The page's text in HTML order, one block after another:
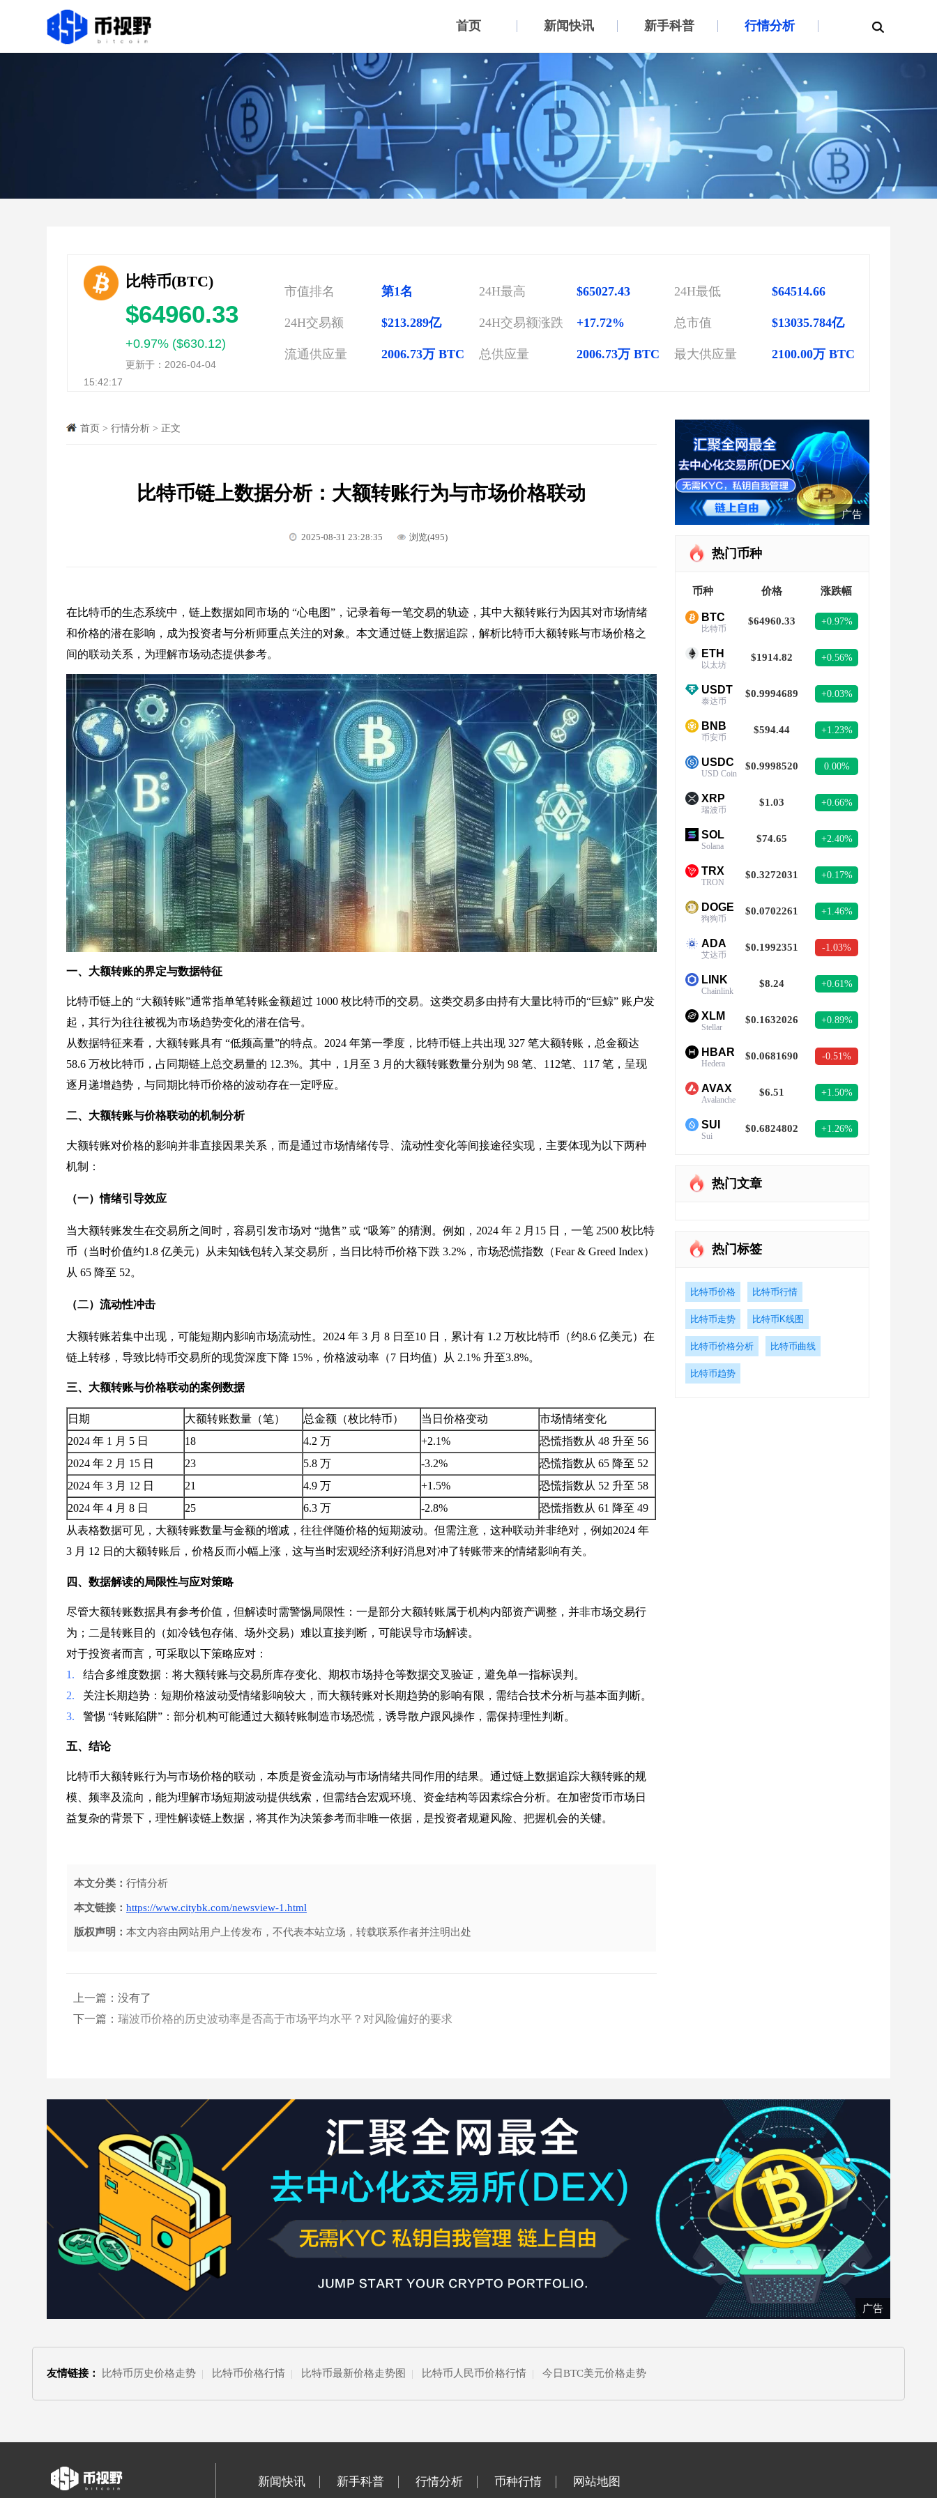
首页 新闻快讯 新手科普 行情分析
币种行情
比特币(BTC)
$64960.33
+0.97% ($630.12)
更新于：2026-04-04
15:42:17
市值排名 第1名 24H最高 $65027.43 24H最低 $64514.66
24H交易额 $213.289亿 24H交易额涨跌 +17.72% 总市值 $13035.784亿
流通供应量 2006.73万 BTC 总供应量 2006.73万 BTC 最大供应量 2100.00万 BTC
首页 >行情分析 > 正文
比特币链上数据分析：大额转账行为与市场价格联动
2025-08-31 23:28:35 浏览(495)
在比特币的生态系统中，链上数据如同市场的 “心电图”，记录着每一笔交易的轨迹，其中大额转账行为因其对市场情绪
和价格的潜在影响，成为投资者与分析师重点关注的对象。本文通过链上数据追踪，解析比特币大额转账与市场价格之
间的联动关系，为理解市场动态提供参考。
一、大额转账的界定与数据特征
比特币链上的 “大额转账”通常指单笔转账金额超过 1000 枚比特币的交易。这类交易多由持有大量比特币的“巨鲸” 账户发
起，其行为往往被视为市场趋势变化的潜在信号。
从数据特征来看，大额转账具有 “低频高量”的特点。2024 年第一季度，比特币链上共出现 327 笔大额转账，总金额达
58.6 万枚比特币，占同期链上总交易量的 12.3%。其中，1月至 3 月的大额转账数量分别为 98 笔、112笔、117 笔，呈现
逐月递增趋势，与同期比特币价格的波动存在一定呼应。
二、大额转账与价格联动的机制分析
大额转账对价格的影响并非直接因果关系，而是通过市场情绪传导、流动性变化等间接途径实现，主要体现为以下两种
机制：
（一）情绪引导效应
当大额转账发生在交易所之间时，容易引发市场对 “抛售” 或 “吸筹” 的猜测。例如，2024 年 2 月15 日，一笔 2500 枚比特
币（当时价值约1.8 亿美元）从未知钱包转入某交易所，当日比特币价格下跌 3.2%，市场恐慌指数（Fear & Greed Index）
从 65 降至 52。
（二）流动性冲击
大额转账若集中出现，可能短期内影响市场流动性。2024 年 3 月 8 日至10 日，累计有 1.2 万枚比特币（约8.6 亿美元）在
链上转移，导致比特币交易所的现货深度下降 15%，价格波动率（7 日均值）从 2.1% 升至3.8%。
三、大额转账与价格联动的案例数据
日期 大额转账数量（笔） 总金额（枚比特币） 当日价格变动
市场情绪变化
2024 年 1 月 5 日
18 4.2 万 +2.1%
恐慌指数从 48 升至 56
2024 年 2 月 15 日
23 5.8 万 -3.2%
恐慌指数从 65 降至 52
2024 年 3 月 12 日
21 4.9 万 +1.5%
恐慌指数从 52 升至 58
2024 年 4 月 8 日
25 6.3 万 -2.8%
恐慌指数从 61 降至 49
从表格数据可见，大额转账数量与金额的增减，往往伴随价格的短期波动。但需注意，这种联动并非绝对，例如2024 年
3 月 12 日的大额转账后，价格反而小幅上涨，这与当时宏观经济利好消息对冲了转账带来的情绪影响有关。
四、数据解读的局限性与应对策略
尽管大额转账数据具有参考价值，但解读时需警惕局限性：一是部分大额转账属于机构内部资产调整，并非市场交易行
为；二是转账目的（如冷钱包存储、场外交易）难以直接判断，可能误导市场解读。
对于投资者而言，可采取以下策略应对：
1.结合多维度数据：将大额转账与交易所库存变化、期权市场持仓等数据交叉验证，避免单一指标误判。
2. 关注长期趋势：短期价格波动受情绪影响较大，而大额转账对长期趋势的影响有限，需结合技术分析与基本面判断。
3.警惕 “转账陷阱”：部分机构可能通过大额转账制造市场恐慌，诱导散户跟风操作，需保持理性判断。
五、结论
比特币大额转账行为与市场价格的联动，本质是资金流动与市场情绪共同作用的结果。通过链上数据追踪大额转账的规
模、频率及流向，能为理解市场短期波动提供线索，但需结合宏观环境、资金结构等因素综合分析。在加密货币市场日
益复杂的背景下，理性解读链上数据，将其作为决策参考而非唯一依据，是投资者规避风险、把握机会的关键。
本文分类：行情分析
本文链接：https://www.citybk.com/newsview-1.html
版权声明：本文内容由网站用户上传发布，不代表本站立场，转载联系作者并注明出处
上一篇：没有了
下一篇：瑞波币价格的历史波动率是否高于市场平均水平？对风险偏好的要求
广告
热门币种
币种 价格 涨跌幅
BTC
比特币
$64960.33 +0.97%
ETH
以太坊
$1914.82 +0.56%
USDT
泰达币
$0.9994689 +0.03%
BNB
币安币
$594.44 +1.23%
USDC
USD Coin
$0.9998520 0.00%
XRP
瑞波币
$1.03 +0.66%
SOL
Solana
$74.65 +2.40%
TRX
TRON
$0.3272031 +0.17%
DOGE
狗狗币
$0.0702261 +1.46%
ADA
艾达币
$0.1992351 -1.03%
LINK
Chainlink
$8.24 +0.61%
XLM
Stellar
$0.1632026 +0.89%
HBAR
Hedera
$0.0681690 -0.51%
AVAX
Avalanche
$6.51 +1.50%
SUI
Sui
$0.6824802 +1.26%
热门文章
热门标签
比特币价格 比特币行情
比特币走势 比特币K线图
比特币价格分析 比特币曲线
比特币趋势
广告
友情链接： 比特币历史价格走势 | 比特币价格行情 | 比特币最新价格走势图 | 比特币人民币价格行情 |今日BTC美元价格走势
新闻快讯 新手科普 行情分析 币种行情 网站地图